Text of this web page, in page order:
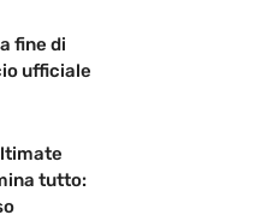
fine di
ufficiale
tutto: